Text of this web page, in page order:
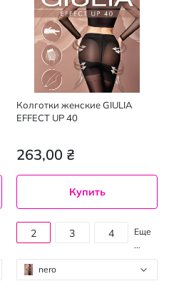
Колготки женские GIULIA
EFFECT UP 40
263,00 ₴
Купить
nero
2 3 4
Еще
...